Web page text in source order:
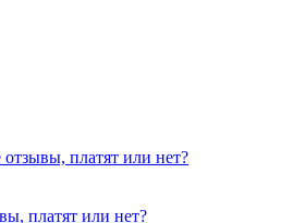
платят или нет?
платят или нет?